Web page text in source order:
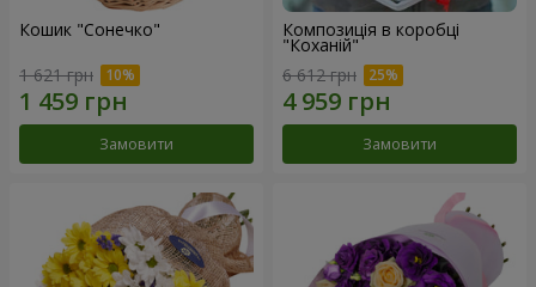
Кошик "Сонечко"
1 621 грн
Замовити
Композиція в коробці
"Коханій"
6 612 грн
Замовити